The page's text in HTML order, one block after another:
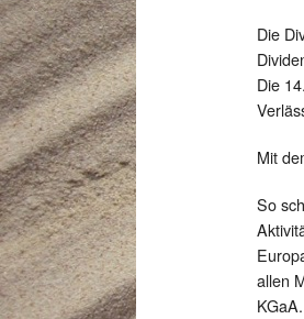
Die
Die
Mit
So
allen
KGaA.